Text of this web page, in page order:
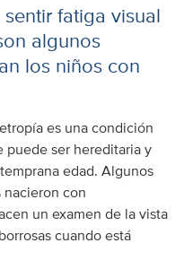
fatiga visual
algunos
los niños con
es una condición
puede ser hereditaria y
edad. Algunos
nacieron con
un examen de la vista
cuando está